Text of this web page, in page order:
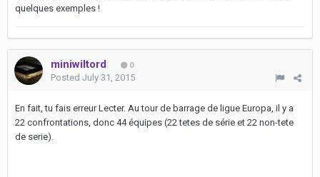
quelques exemples !
miniwiltord 0
Posted July 31, 2015
En fait, tu fais erreur Lecter. Au tour de barrage de ligue Europa, il y a
22 confrontations, donc 44 équipes (22 tetes de série et 22 non-tete
de serie).